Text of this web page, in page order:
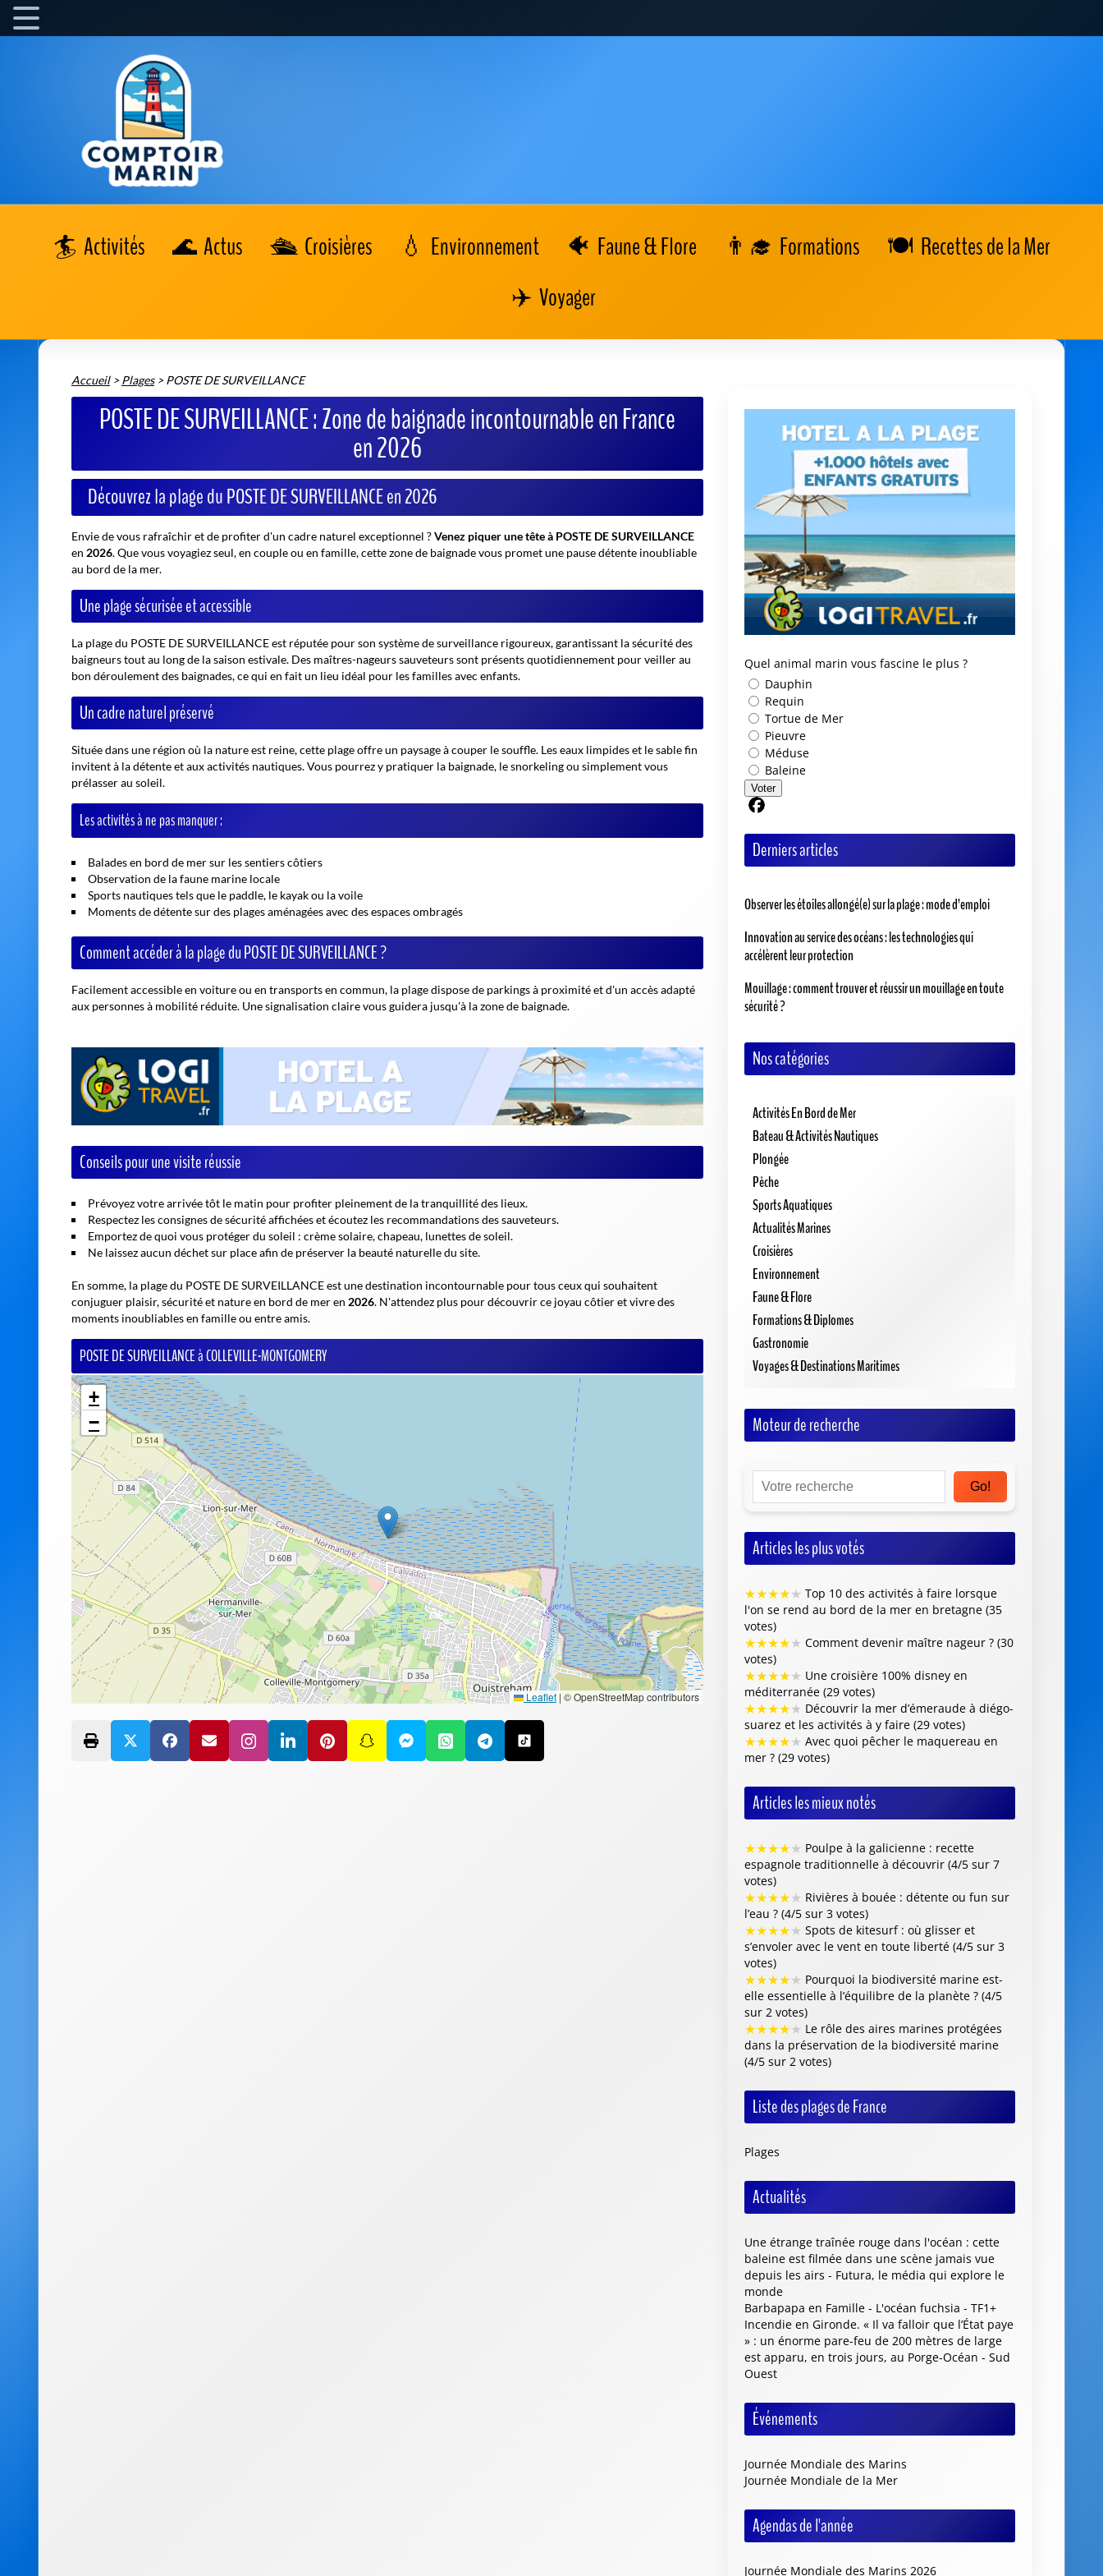
Activités Actus Croisières Environnement Faune & Flore Formations
Recettes de la Mer
Voyager
Accueil>Plages>POSTE DE SURVEILLANCE
POSTE DE SURVEILLANCE : Zone de baignade incontournable en France
en 2026
Découvrez la plage du POSTE DE SURVEILLANCE en 2026
Envie de vous rafraîchir et de profiter d'un cadre naturel exceptionnel ?Venez piquer une tête à POSTE DE SURVEILLANCE
en 2026. Que vous voyagiez seul, en couple ou en famille, cette zone de baignade vous promet une pause détente inoubliable
au bord de la mer.
Une plage sécurisée et accessible
La plage du POSTE DE SURVEILLANCE est réputée pour son système de surveillance rigoureux, garantissant la sécurité des
baigneurs tout au long de la saison estivale. Des maîtres-nageurs sauveteurs sont présents quotidiennement pour veiller au
bon déroulement des baignades, ce qui en fait un lieu idéal pour les familles avec enfants.
Un cadre naturel préservé
Située dans une région où la nature est reine, cette plage offre un paysage à couper le souffle. Les eaux limpides et le sable fin
invitent à la détente et aux activités nautiques. Vous pourrez y pratiquer la baignade, le snorkeling ou simplement vous
prélasser au soleil.
Les activités à ne pas manquer :
Balades en bord de mer sur les sentiers côtiers
Observation de la faune marine locale
Sports nautiques tels que le paddle, le kayak ou la voile
Moments de détente sur des plages aménagées avec des espaces ombragés
Comment accéder à la plage du POSTE DE SURVEILLANCE ?
Facilement accessible en voiture ou en transports en commun, la plage dispose de parkings à proximité et d'un accès adapté
aux personnes à mobilité réduite. Une signalisation claire vous guidera jusqu'à la zone de baignade.
Conseils pour une visite réussie
Prévoyez votre arrivée tôt le matin pour profiter pleinement de la tranquillité des lieux.
Respectez les consignes de sécurité affichées et écoutez les recommandations des sauveteurs.
Emportez de quoi vous protéger du soleil : crème solaire, chapeau, lunettes de soleil.
Ne laissez aucun déchet sur place afin de préserver la beauté naturelle du site.
En somme, la plage du POSTE DE SURVEILLANCE est une destination incontournable pour tous ceux qui souhaitent
conjuguer plaisir, sécurité et nature en bord de mer en 2026. N'attendez plus pour découvrir ce joyau côtier et vivre des
moments inoubliables en famille ou entre amis.
POSTE DE SURVEILLANCE à COLLEVILLE-MONTGOMERY
+
−
Leaflet | © OpenStreetMap contributors
Quel animal marin vous fascine le plus ?
Dauphin
Requin
Tortue de Mer
Pieuvre
Méduse
Baleine
Voter
Derniers articles
Observer les étoiles allongé(e) sur la plage : mode d’emploi
Innovation au service des océans : les technologies qui
accélèrent leur protection
Mouillage : comment trouver et réussir un mouillage en toute
sécurité ?
Nos catégories
Activités En Bord de Mer
Bateau & Activités Nautiques
Plongée
Pêche
Sports Aquatiques
Actualités Marines
Croisières
Environnement
Faune & Flore
Formations & Diplomes
Gastronomie
Voyages & Destinations Maritimes
Moteur de recherche
Go!
Articles les plus votés
★★★★★ Top 10 des activités à faire lorsque
l'on se rend au bord de la mer en bretagne (35
votes)
★★★★★ Comment devenir maître nageur ? (30
votes)
★★★★★ Une croisière 100% disney en
méditerranée (29 votes)
★★★★★ Découvrir la mer d’émeraude à diégo-
suarez et les activités à y faire (29 votes)
★★★★★ Avec quoi pêcher le maquereau en
mer ? (29 votes)
Articles les mieux notés
★★★★★ Poulpe à la galicienne : recette
espagnole traditionnelle à découvrir (4/5 sur 7
votes)
★★★★★ Rivières à bouée : détente ou fun sur
l’eau ? (4/5 sur 3 votes)
★★★★★ Spots de kitesurf : où glisser et
s’envoler avec le vent en toute liberté (4/5 sur 3
votes)
★★★★★ Pourquoi la biodiversité marine est-
elle essentielle à l’équilibre de la planète ? (4/5
sur 2 votes)
★★★★★ Le rôle des aires marines protégées
dans la préservation de la biodiversité marine
(4/5 sur 2 votes)
Liste des plages de France
Plages
Actualités
Une étrange traînée rouge dans l'océan : cette
baleine est filmée dans une scène jamais vue
depuis les airs - Futura, le média qui explore le
monde
Barbapapa en Famille - L'océan fuchsia - TF1+
Incendie en Gironde. « Il va falloir que l’État paye
» : un énorme pare-feu de 200 mètres de large
est apparu, en trois jours, au Porge-Océan - Sud
Ouest
Événements
Journée Mondiale des Marins
Journée Mondiale de la Mer
Agendas de l'année
Journée Mondiale des Marins 2026